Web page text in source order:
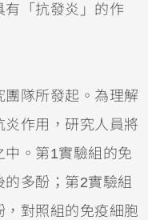
有「抗發炎」的作
隊所發起。為理解
炎作用，研究人員將
中。第1實驗組的免
多酚；第2實驗組
對照組的免疫細胞